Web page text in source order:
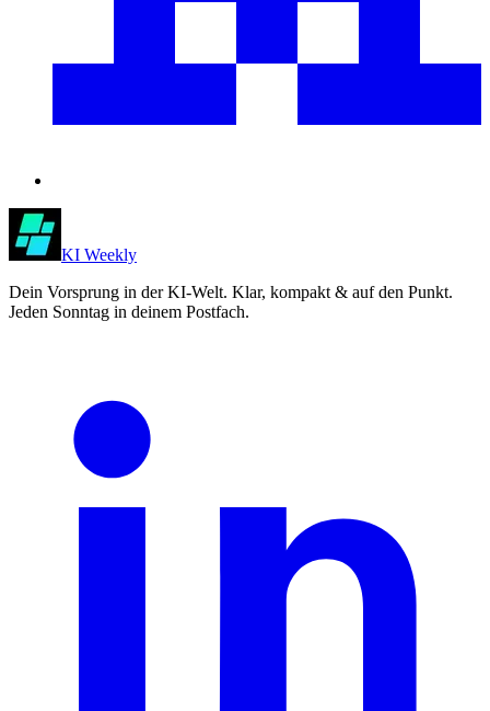
KI Weekly
Dein Vorsprung in der KI-Welt. Klar, kompakt & auf den Punkt.
Jeden Sonntag in deinem Postfach.